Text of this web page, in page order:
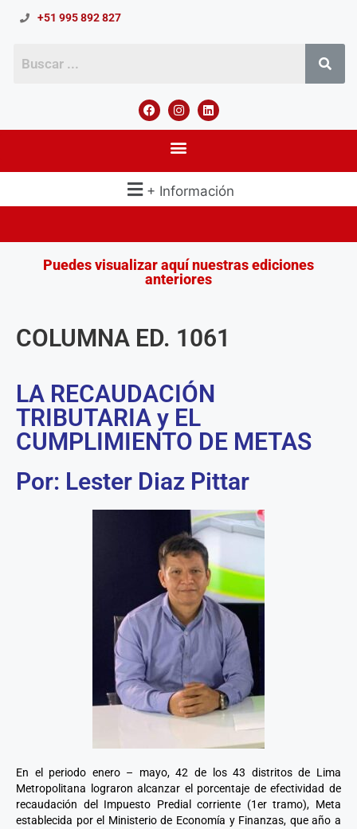
+51 995 892 827
+ Información
Puedes visualizar aquí nuestras ediciones
anteriores
COLUMNA ED. 1061
LA RECAUDACIÓN
TRIBUTARIA y EL
CUMPLIMIENTO DE METAS
Por: Lester Diaz Pittar
En el periodo enero – mayo, 42 de los 43 distritos de Lima
Metropolitana lograron alcanzar el porcentaje de efectividad de
recaudación del Impuesto Predial corriente (1er tramo), Meta
establecida por el Ministerio de Economía y Finanzas, que año a